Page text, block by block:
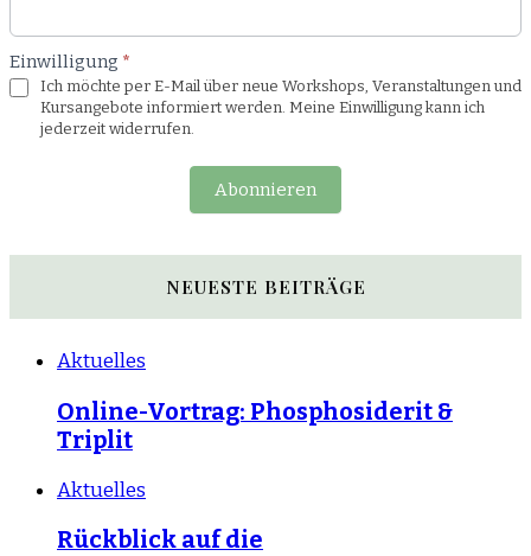
Einwilligung *
Ich möchte per E-Mail über neue Workshops, Veranstaltungen und
Kursangebote informiert werden. Meine Einwilligung kann ich
jederzeit widerrufen.
Abonnieren
NEUESTE BEITRÄGE
Aktuelles
Online-Vortrag: Phosphosiderit &
Triplit
Aktuelles
Rückblick auf die